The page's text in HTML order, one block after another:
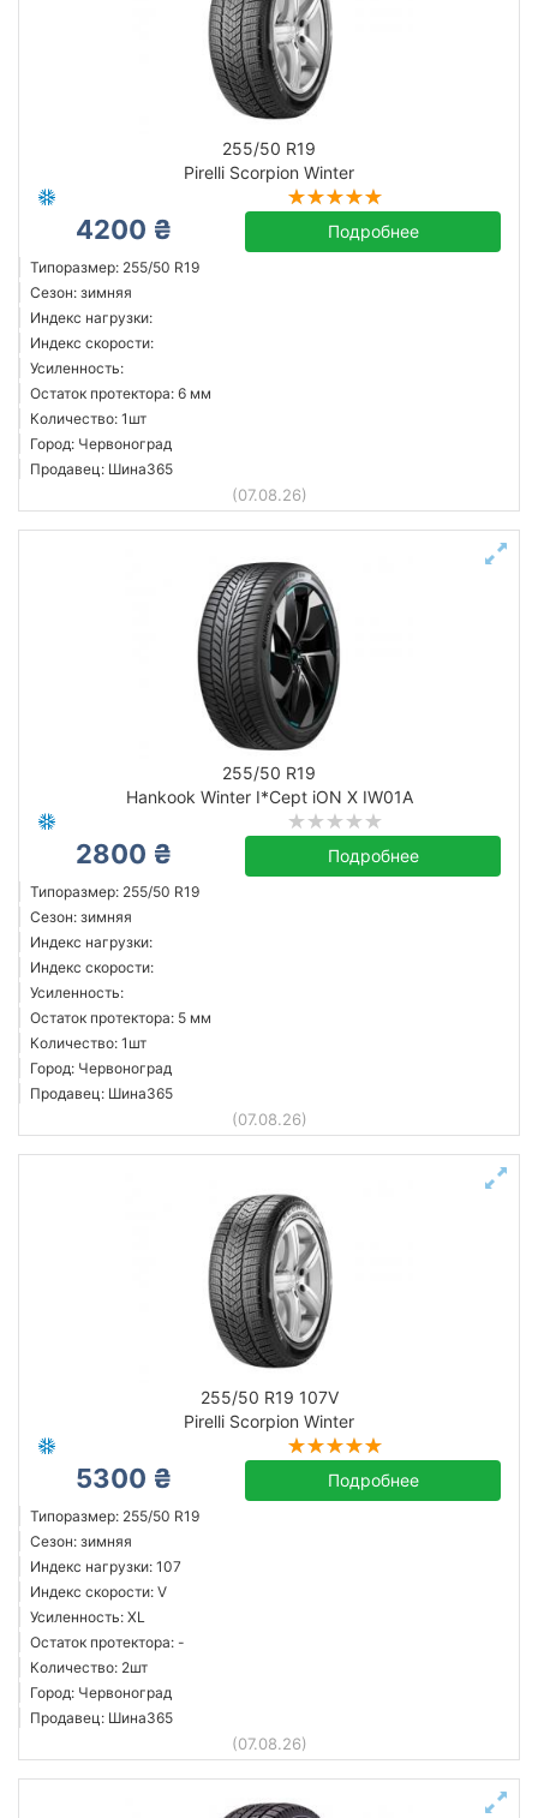
255/50 R19
Pirelli Scorpion Winter
4200 ₴ Подробнее
Типоразмер: 255/50 R19
Сезон: зимняя
Индекс нагрузки:
Индекс скорости:
Усиленность:
Остаток протектора: 6 мм
Количество: 1шт
Город: Червоноград
Продавец: Шина365
(07.08.26)
255/50 R19
Hankook Winter I*Cept iON X IW01A
2800 ₴ Подробнее
Типоразмер: 255/50 R19
Сезон: зимняя
Индекс нагрузки:
Индекс скорости:
Усиленность:
Остаток протектора: 5 мм
Количество: 1шт
Город: Червоноград
Продавец: Шина365
(07.08.26)
255/50 R19 107V
Pirelli Scorpion Winter
5300 ₴ Подробнее
Типоразмер: 255/50 R19
Сезон: зимняя
Индекс нагрузки: 107
Индекс скорости: V
Усиленность: XL
Остаток протектора: -
Количество: 2шт
Город: Червоноград
Продавец: Шина365
(07.08.26)